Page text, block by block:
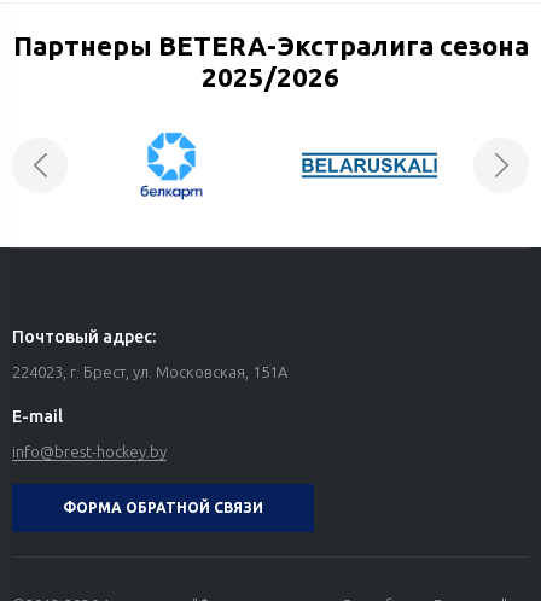
10 июля 2026
Изменения в расписании свободного катания
Партнеры BETERA-Экстралига сезона
2025/2026
Почтовый адрес:
224023, г. Брест, ул. Московская, 151А
E-mail
info@brest-hockey.by
ФОРМА ОБРАТНОЙ СВЯЗИ